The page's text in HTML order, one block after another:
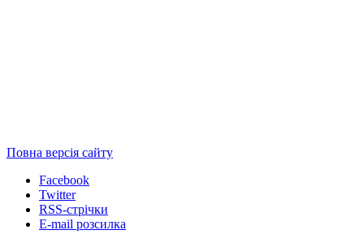
Повна версія сайту
Facebook
Twitter
RSS-стрічки
E-mail розсилка